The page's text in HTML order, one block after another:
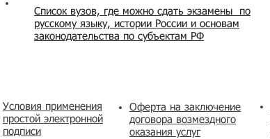
Список вузов, где можно сдать экзамены по
русскому языку, истории России и основам
законодательства по субъектам РФ
Условия применения
простой электронной
подписи
​Оферта на заключение
договора возмездного
оказания услуг